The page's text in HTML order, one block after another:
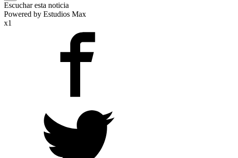
Escuchar esta noticia
Powered by Estudios Max
x1